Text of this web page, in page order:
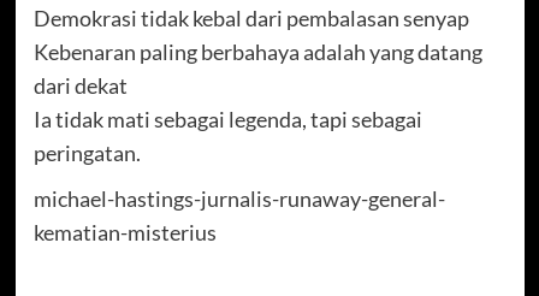
Demokrasi tidak kebal dari pembalasan senyap
Kebenaran paling berbahaya adalah yang datang
dari dekat
Ia tidak mati sebagai legenda, tapi sebagai
peringatan.
michael-hastings-jurnalis-runaway-general-
kematian-misterius